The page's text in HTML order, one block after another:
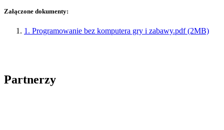
Załączone dokumenty:
1. Programowanie bez komputera gry i zabawy.pdf (2MB)
Partnerzy